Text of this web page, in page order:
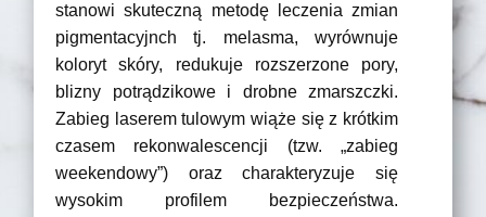
stanowi skuteczną metodę leczenia zmian
pigmentacyjnch tj. melasma, wyrównuje
koloryt skóry, redukuje rozszerzone pory,
blizny potrądzikowe i drobne zmarszczki.
Zabieg laserem tulowym wiąże się z krótkim
czasem rekonwalescencji (tzw. „zabieg
weekendowy”) oraz charakteryzuje się
wysokim profilem bezpieczeństwa.